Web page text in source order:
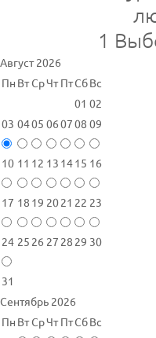
1
Август 2026
Пн ВтСрЧт ПтСбВс
01 02
03 0405 060708 09
10 11 12 13 1415 16
17 18 19 2021 22 23
24 25 26 27 28 29 30
31
Сентябрь 2026
Пн ВтСрЧт ПтСбВс